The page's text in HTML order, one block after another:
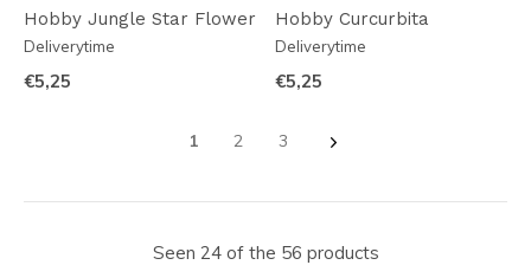
Hobby Jungle Star Flower
Deliverytime
€5,25
Hobby Curcurbita
Deliverytime
€5,25
1 2 3
Seen 24 of the 56 products